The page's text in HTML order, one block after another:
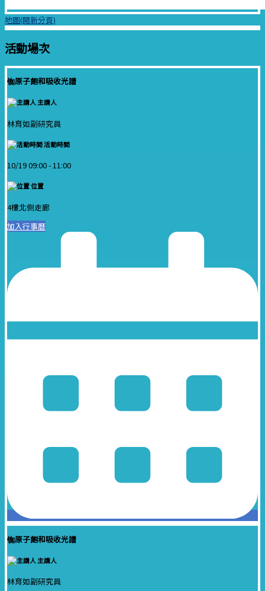
地圖(開新分頁)
活動場次
铷原子飽和吸收光譜
主講人
林育如副研究員
活動時間
10/19 09:00 -11:00
位置
4樓北側走廊
加入行事曆
铷原子飽和吸收光譜
主講人
林育如副研究員